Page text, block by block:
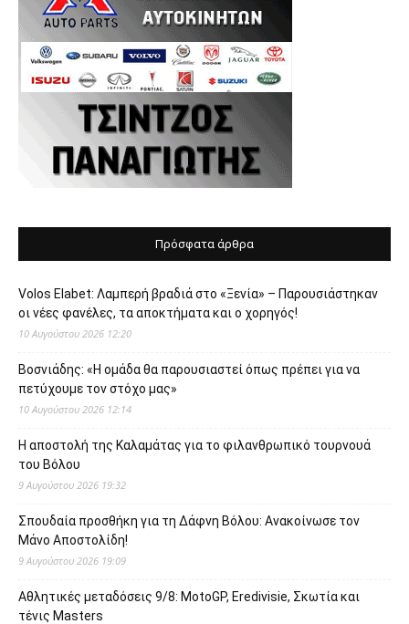
Πρόσφατα άρθρα
Volos Elabet: Λαμπερή βραδιά στο «Ξενία» – Παρουσιάστηκαν
οι νέες φανέλες, τα αποκτήματα και ο χορηγός!
10 Αυγούστου 2026 12:20
Βοσνιάδης: «Η ομάδα θα παρουσιαστεί όπως πρέπει για να
πετύχουμε τον στόχο μας»
10 Αυγούστου 2026 12:14
Η αποστολή της Καλαμάτας για το φιλανθρωπικό τουρνουά
του Βόλου
9 Αυγούστου 2026 19:32
Σπουδαία προσθήκη για τη Δάφνη Βόλου: Ανακοίνωσε τον
Μάνο Αποστολίδη!
9 Αυγούστου 2026 19:09
Αθλητικές μεταδόσεις 9/8: MotoGP, Eredivisie, Σκωτία και
τένις Masters